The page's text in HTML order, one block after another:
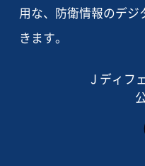
用な、防衛情報のデ
きます。
J ディフ